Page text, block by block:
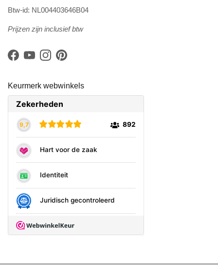
Btw-id: NL004403646B04
Prijzen zijn inclusief btw
Facebook
YouTubeInstagramPinterest
Keurmerk webwinkels